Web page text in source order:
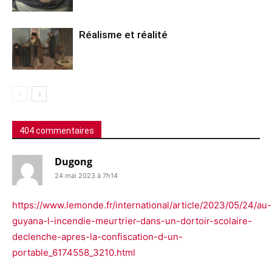
Réalisme et réalité
404 commentaires
Dugong
24 mai 2023 à 7h14
https://www.lemonde.fr/international/article/2023/05/24/au-
guyana-l-incendie-meurtrier-dans-un-dortoir-scolaire-
declenche-apres-la-confiscation-d-un-
portable_6174558_3210.html